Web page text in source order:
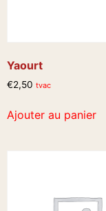
Yaourt
€2,50 tvac
Ajouter au panier